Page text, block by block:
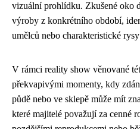
vizuální prohlídku. Zkušené oko
výroby z konkrétního období,
umělců nebo charakteristické
V rámci reality show věnované
překvapivými momenty, kdy
půdě nebo ve sklepě může mít
které majitelé považují za cenné